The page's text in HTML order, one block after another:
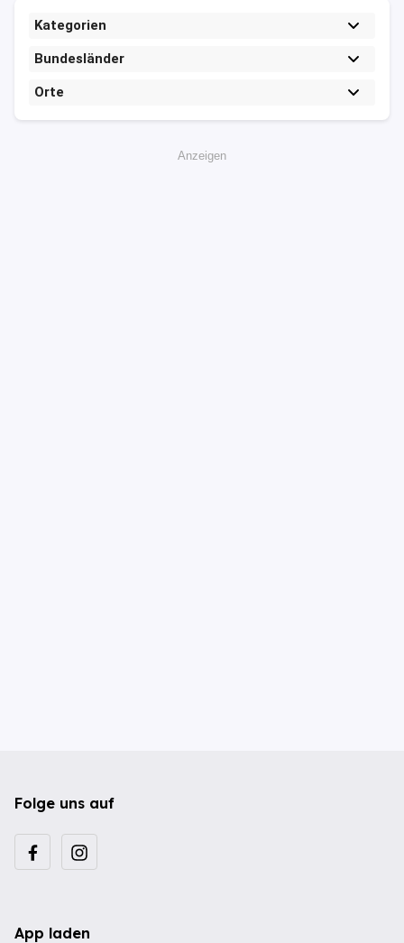
Kategorien
Bundesländer
Orte
Anzeigen
Folge uns auf
App laden